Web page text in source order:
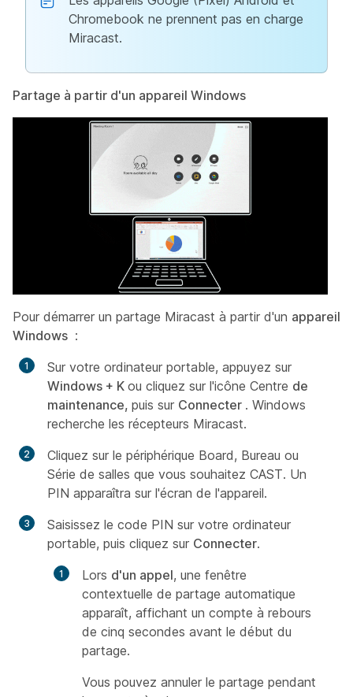
Chromebook ne prennent pas en charge
Miracast.
Partage à partir d'un appareil Windows
Pour démarrer un partage Miracast à partir d'un appareil
Windows :
Sur votre ordinateur portable, appuyez sur
Windows + K ou cliquez sur l'icône Centre de
maintenance, puis sur Connecter . Windows
recherche les récepteurs Miracast.
Cliquez sur le périphérique Board, Bureau ou
Série de salles que vous souhaitez CAST. Un
PIN apparaîtra sur l'écran de l'appareil.
Saisissez le code PIN sur votre ordinateur
portable, puis cliquez sur Connecter.
Lors d'un appel, une fenêtre
contextuelle de partage automatique
apparaît, affichant un compte à rebours
de cinq secondes avant le début du
partage.
Vous pouvez annuler le partage pendant